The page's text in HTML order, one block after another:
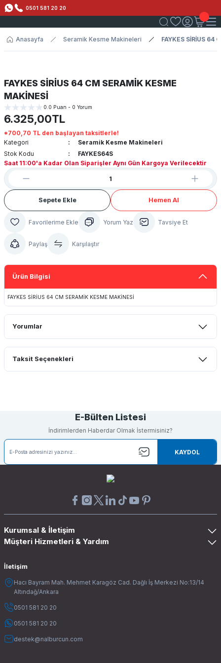
0501 581 20 20
Anasayfa Seramik Kesme Makineleri FAYKES SİRİUS 64
FAYKES SİRİUS 64 CM SERAMİK KESME
MAKİNESİ
0.0 Puan - 0 Yorum
6.325,00TL
*700,70 TL den başlayan taksitlerle!
Kategori
Seramik Kesme Makineleri
Stok Kodu
FAYKES64S
Saat 11:00'a Kadar Olan Siparişler Aynı Gün Kargoya Verilecektir
Sepete Ekle Hemen Al
Yorum Yaz Tavsiye Et
Paylaş Karşılaştır
Ürün Bilgisi
FAYKES SİRİUS 64 CM SERAMİK KESME MAKİNESİ
Yorumlar
Bu ürüne ilk yorumu siz yapın!
Taksit Seçenekleri
E-Bülten Listesi
İndirimlerden Haberdar Olmak İstermisiniz?
KAYDOL
Kurumsal & İletişim
Müşteri Hizmetleri & Yardım
İletişim
Hacı Bayram Mah. Mehmet Karagöz Cad. Dağlı İş Merkezi No:13/14
Altındağ/Ankara
0501 581 20 20
0501 581 20 20
destek@nalburcun.com